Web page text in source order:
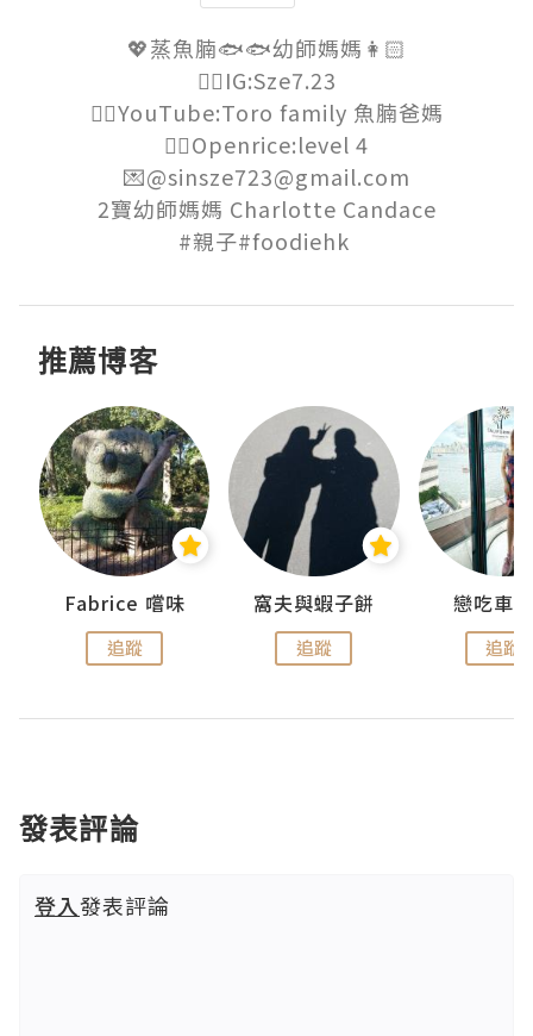
💖蒸魚腩🐟🐟幼師媽媽👩🏻
👉🏻IG:Sze7.23
👉🏻YouTube:Toro family 魚腩爸媽
👉🏻Openrice:level 4
💌@sinsze723@gmail.com
2寶幼師媽媽 Charlotte Candace
#親子#foodiehk
推薦博客
Fabrice 嚐味
追蹤
窩夫與蝦子餅
追蹤
戀吃車
追蹤
發表評論
登入發表評論